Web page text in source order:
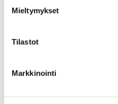
Mieltymykset
Tilastot
Markkinointi
Jänönhäntä ’Bunny
Tails’